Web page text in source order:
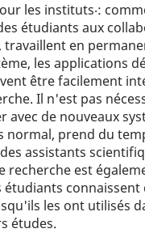
les instituts‧:
étudiants aux
travaillent en
les applications
être facilement
Il n'est pas
avec de nouveaux
normal, prend du
assistants
recherche est
étudiants connaissent
les ont utilisés
études.